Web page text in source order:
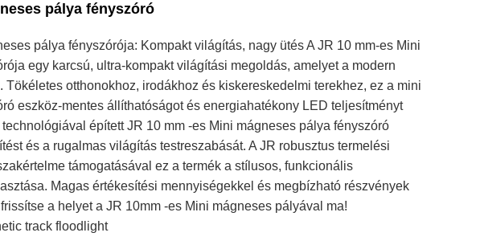
pálya fényszóró
pálya fényszórója: Kompakt világítás, nagy ütés A JR 10 mm-es Mini
egy karcsú, ultra-kompakt világítási megoldás, amelyet a modern
Tökéletes otthonokhoz, irodákhoz és kiskereskedelmi terekhez, ez a mini
eszköz-mentes állíthatóságot és energiahatékony LED teljesítményt
épített JR 10 mm -es Mini mágneses pálya fényszóró
és a rugalmas világítás testreszabását. A JR robusztus termelési
támogatásával ez a termék a stílusos, funkcionális
Magas értékesítési mennyiségekkel és megbízható részvények
a helyet a JR 10mm -es Mini mágneses pályával ma!
track floodlight